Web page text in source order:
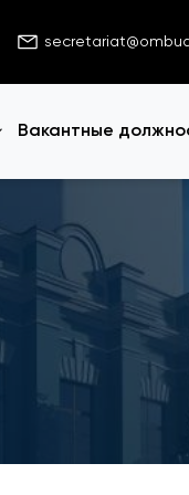
Открыть меню
Вакантные